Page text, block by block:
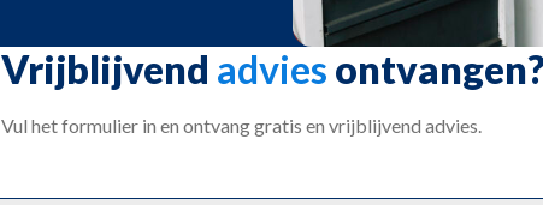
Vrijblijvend advies
Vul het formulier in en ontvang gratis en vrijblijvend advies.